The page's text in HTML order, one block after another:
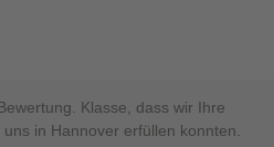
Klasse, dass wir Ihre
in Hannover erfüllen konnten.